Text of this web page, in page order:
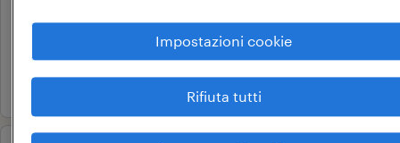
tempo determinato
22.000 € - 28.000 € annuale
8 giugno 2026
Impostazioni cookie
Rifiuta tutti